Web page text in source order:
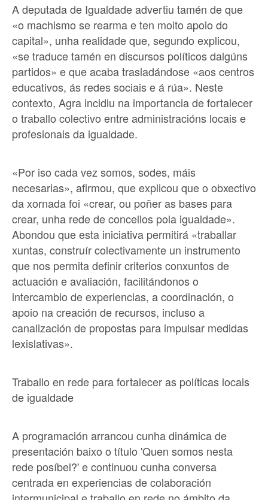
A deputada de Igualdade advertiu tamén de que
«o machismo se rearma e ten moito apoio do
capital», unha realidade que, segundo explicou,
«se traduce tamén en discursos políticos dalgúns
partidos» e que acaba trasladándose «aos centros
educativos, ás redes sociais e á rúa». Neste
contexto, Agra incidiu na importancia de fortalecer
o traballo colectivo entre administracións locais e
profesionais da igualdade.
«Por iso cada vez somos, sodes, máis
necesarias», afirmou, que explicou que o obxectivo
da xornada foi «crear, ou poñer as bases para
crear, unha rede de concellos pola igualdade».
Abondou que esta iniciativa permitirá «traballar
xuntas, construír colectivamente un instrumento
que nos permita definir criterios conxuntos de
actuación e avaliación, facilitándonos o
intercambio de experiencias, a coordinación, o
apoio na creación de recursos, incluso a
canalización de propostas para impulsar medidas
lexislativas».
Traballo en rede para fortalecer as políticas locais
de igualdade
A programación arrancou cunha dinámica de
presentación baixo o título 'Quen somos nesta
rede posíbel?' e continuou cunha conversa
centrada en experiencias de colaboración